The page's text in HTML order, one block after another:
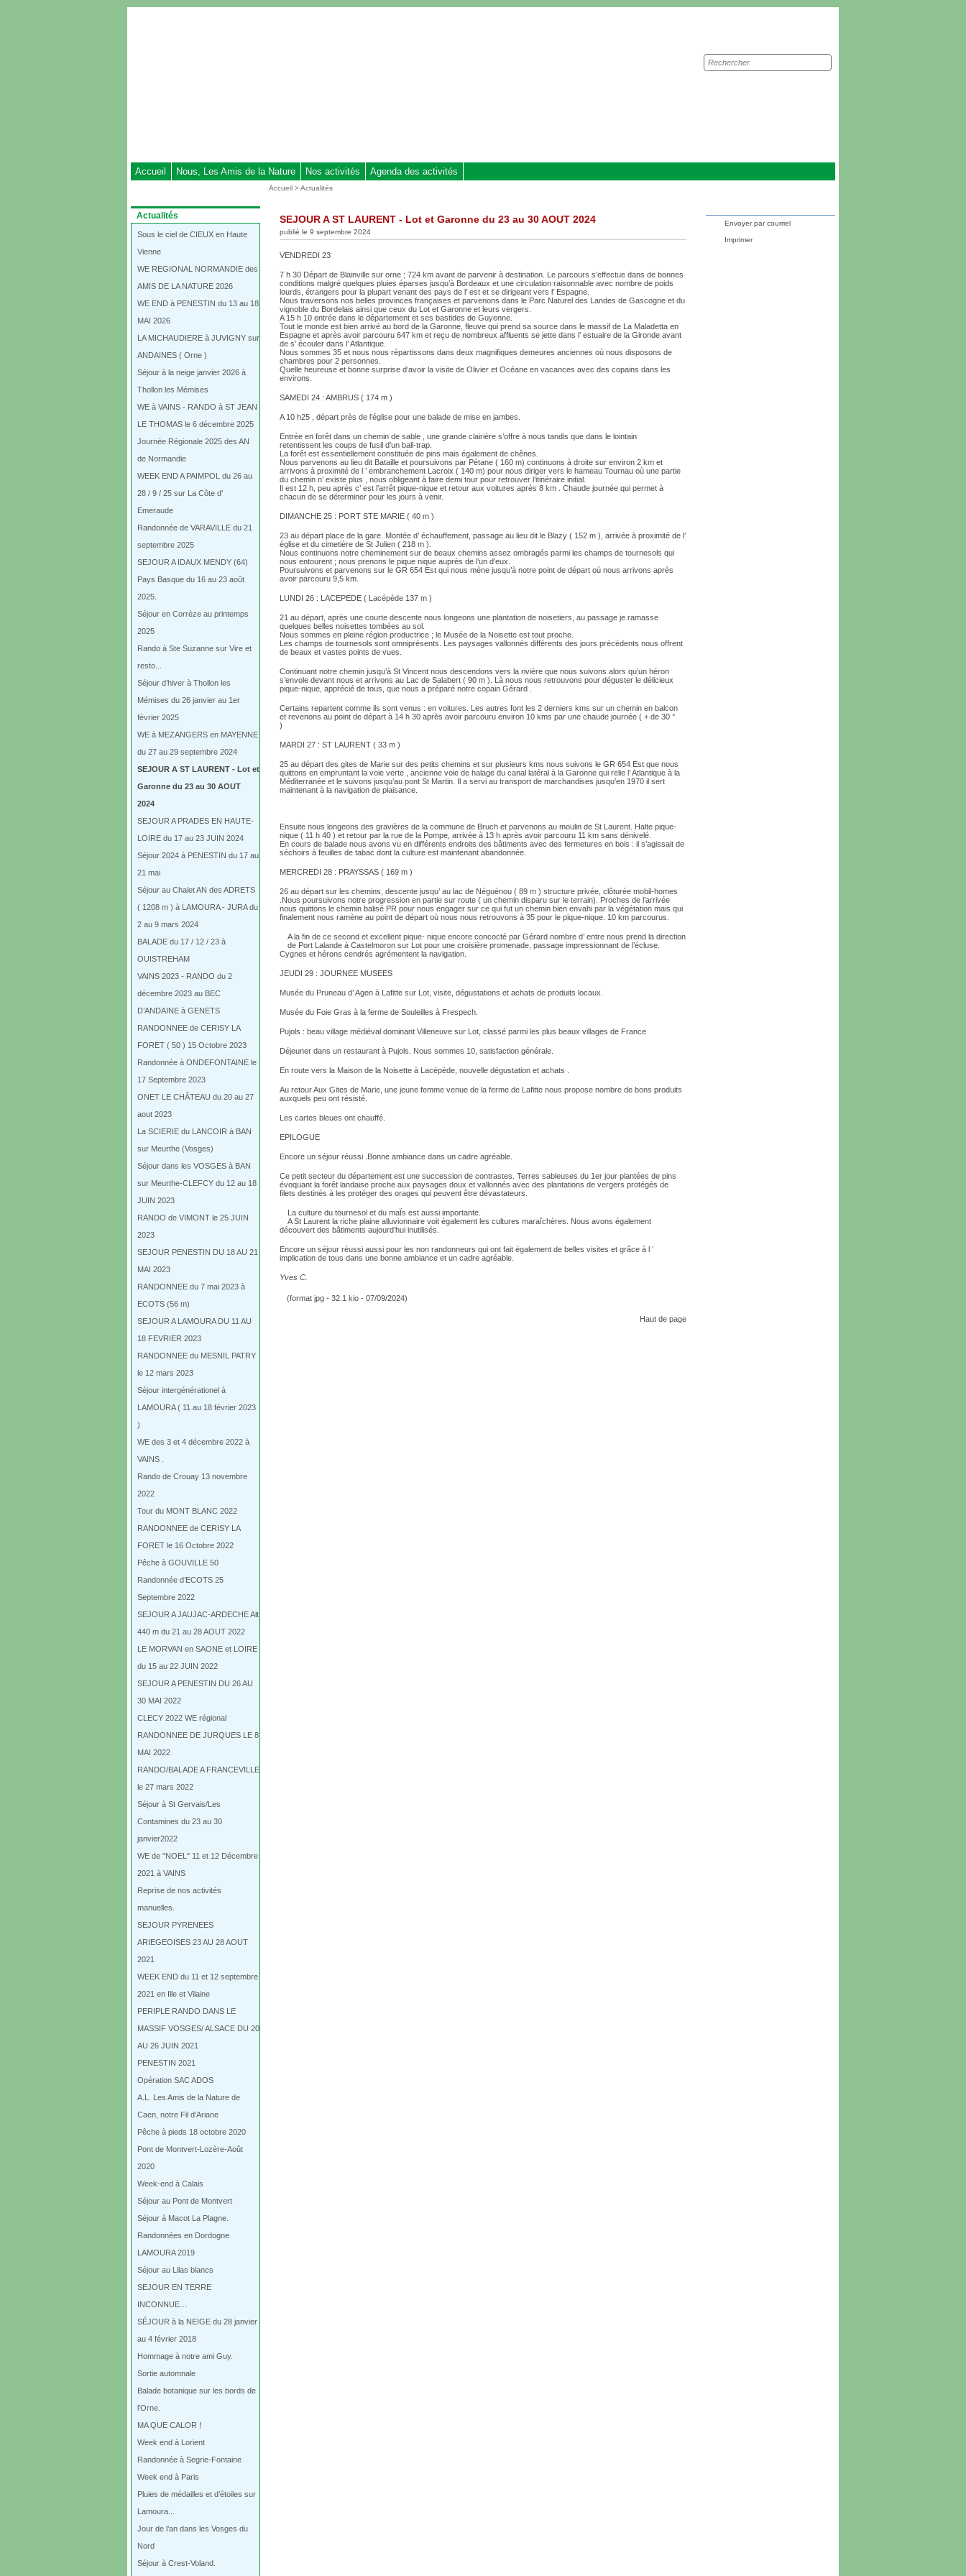
Recherche
sur
Accueil Nous, Les Amis de la Nature Nos activités Agenda des activités
Dans
la
rubrique
Actualités
Sous le ciel de CIEUX en Haute
Vienne
WE REGIONAL NORMANDIE des
AMIS DE LA NATURE 2026
WE END à PENESTIN du 13 au 18
MAI 2026
LA MICHAUDIERE à JUVIGNY sur
ANDAINES ( Orne )
Séjour à la neige janvier 2026 à
Thollon les Mémises
WE à VAINS - RANDO à ST JEAN
LE THOMAS le 6 décembre 2025
Journée Régionale 2025 des AN
de Normandie
WEEK END A PAIMPOL du 26 au
28 / 9 / 25 sur La Côte d’
Emeraude
Randonnée de VARAVILLE du 21
septembre 2025
SEJOUR A IDAUX MENDY (64)
Pays Basque du 16 au 23 août
2025.
Séjour en Corrèze au printemps
2025
Rando à Ste Suzanne sur Vire et
resto...
Séjour d’hiver à Thollon les
Mémises du 26 janvier au 1er
février 2025
WE à MEZANGERS en MAYENNE
du 27 au 29 septembre 2024
SEJOUR A ST LAURENT - Lot et
Garonne du 23 au 30 AOUT
2024
SEJOUR A PRADES EN HAUTE-
LOIRE du 17 au 23 JUIN 2024
Séjour 2024 à PENESTIN du 17 au
21 mai
Séjour au Chalet AN des ADRETS
( 1208 m ) à LAMOURA - JURA du
2 au 9 mars 2024
BALADE du 17 / 12 / 23 à
OUISTREHAM
VAINS 2023 - RANDO du 2
décembre 2023 au BEC
D’ANDAINE à GENETS
RANDONNEE de CERISY LA
FORET ( 50 ) 15 Octobre 2023
Randonnée à ONDEFONTAINE le
17 Septembre 2023
ONET LE CHÂTEAU du 20 au 27
aout 2023
La SCIERIE du LANCOIR à BAN
sur Meurthe (Vosges)
Séjour dans les VOSGES à BAN
sur Meurthe-CLEFCY du 12 au 18
JUIN 2023
RANDO de VIMONT le 25 JUIN
2023
SEJOUR PENESTIN DU 18 AU 21
MAI 2023
RANDONNEE du 7 mai 2023 à
ECOTS (56 m)
SEJOUR A LAMOURA DU 11 AU
18 FEVRIER 2023
RANDONNEE du MESNIL PATRY
le 12 mars 2023
Séjour intergénérationel à
LAMOURA ( 11 au 18 février 2023
)
WE des 3 et 4 décembre 2022 à
VAINS .
Rando de Crouay 13 novembre
2022
Tour du MONT BLANC 2022
RANDONNEE de CERISY LA
FORET le 16 Octobre 2022
Pêche à GOUVILLE 50
Randonnée d’ECOTS 25
Septembre 2022
SEJOUR A JAUJAC-ARDECHE Alt
440 m du 21 au 28 AOUT 2022
LE MORVAN en SAONE et LOIRE
du 15 au 22 JUIN 2022
SEJOUR A PENESTIN DU 26 AU
30 MAI 2022
CLECY 2022 WE régional
RANDONNEE DE JURQUES LE 8
MAI 2022
RANDO/BALADE A FRANCEVILLE
le 27 mars 2022
Séjour à St Gervais/Les
Contamines du 23 au 30
janvier2022
WE de "NOEL" 11 et 12 Décembre
2021 à VAINS
Reprise de nos activités
manuelles.
SEJOUR PYRENEES
ARIEGEOISES 23 AU 28 AOUT
2021
WEEK END du 11 et 12 septembre
2021 en Ille et Vilaine
PERIPLE RANDO DANS LE
MASSIF VOSGES/ ALSACE DU 20
AU 26 JUIN 2021
PENESTIN 2021
Opération SAC ADOS
A.L. Les Amis de la Nature de
Caen, notre Fil d’Ariane
Pêche à pieds 18 octobre 2020
Pont de Montvert-Lozère-Août
2020
Week-end à Calais
Séjour au Pont de Montvert
Séjour à Macot La Plagne.
Randonnées en Dordogne
LAMOURA 2019
Séjour au Lilas blancs
SEJOUR EN TERRE
INCONNUE…
SÉJOUR à la NEIGE du 28 janvier
au 4 février 2018
Hommage à notre ami Guy.
Sortie automnale
Balade botanique sur les bords de
l’Orne.
MA QUE CALOR !
Week end à Lorient
Randonnée à Segrie-Fontaine
Week end à Paris
Pluies de médailles et d’étoiles sur
Lamoura...
Jour de l’an dans les Vosges du
Nord
Séjour à Crest-Voland.
Vous
Accueil >Actualités
SEJOUR A ST LAURENT - Lot et Garonne du 23 au 30 AOUT 2024
publié le 9 septembre 2024
VENDREDI 23
7 h 30 Départ de Blainville sur orne ; 724 km avant de parvenir à destination. Le parcours s’effectue dans de bonnes
conditions malgré quelques pluies éparses jusqu’à Bordeaux et une circulation raisonnable avec nombre de poids
lourds, étrangers pour la plupart venant des pays de l’ est et se dirigeant vers l’ Espagne.
Nous traversons nos belles provinces françaises et parvenons dans le Parc Naturel des Landes de Gascogne et du
vignoble du Bordelais ainsi que ceux du Lot et Garonne et leurs vergers.
A 15 h 10 entrée dans le département et ses bastides de Guyenne.
Tout le monde est bien arrivé au bord de la Garonne, fleuve qui prend sa source dans le massif de La Maladetta en
Espagne et après avoir parcouru 647 km et reçu de nombreux affluents se jette dans l’ estuaire de la Gironde avant
de s’ écouler dans l’ Atlantique.
Nous sommes 35 et nous nous répartissons dans deux magnifiques demeures anciennes où nous disposons de
chambres pour 2 personnes.
Quelle heureuse et bonne surprise d’avoir la visite de Olivier et Océane en vacances avec des copains dans les
environs.
SAMEDI 24 : AMBRUS ( 174 m )
A 10 h25 , départ près de l’église pour une balade de mise en jambes.
Entrée en forêt dans un chemin de sable , une grande clairière s’offre à nous tandis que dans le lointain
retentissent les coups de fusil d’un ball-trap.
La forêt est essentiellement constituée de pins mais également de chênes.
Nous parvenons au lieu dit Bataille et poursuivons par Pétane ( 160 m) continuons à droite sur environ 2 km et
arrivons à proximité de l ’ embranchement Lacroix ( 140 m) pour nous diriger vers le hameau Tournau où une partie
du chemin n’ existe plus , nous obligeant à faire demi tour pour retrouver l’itinéraire initial.
Il est 12 h, peu après c’ est l’arrêt pique-nique et retour aux voitures après 8 km . Chaude journée qui permet à
chacun de se déterminer pour les jours à venir.
DIMANCHE 25 : PORT STE MARIE ( 40 m )
23 au départ place de la gare. Montée d’ échauffement, passage au lieu dit le Blazy ( 152 m ), arrivée à proximité de l’
église et du cimetière de St Julien ( 218 m ).
Nous continuons notre cheminement sur de beaux chemins assez ombragés parmi les champs de tournesols qui
nous entourent ; nous prenons le pique nique auprès de l’un d’eux.
Poursuivons et parvenons sur le GR 654 Est qui nous mène jusqu’à notre point de départ où nous arrivons après
avoir parcouru 9,5 km.
LUNDI 26 : LACEPEDE ( Lacépède 137 m )
21 au départ, après une courte descente nous longeons une plantation de noisetiers, au passage je ramasse
quelques belles noisettes tombées au sol.
Nous sommes en pleine région productrice ; le Musée de la Noisette est tout proche.
Les champs de tournesols sont omniprésents. Les paysages vallonnés différents des jours précédents nous offrent
de beaux et vastes points de vues.
Continuant notre chemin jusqu’à St Vincent nous descendons vers la rivière que nous suivons alors qu’un héron
s’envole devant nous et arrivons au Lac de Salabert ( 90 m ). Là nous nous retrouvons pour déguster le délicieux
pique-nique, apprécié de tous, que nous a préparé notre copain Gérard .
Certains repartent comme ils sont venus : en voitures. Les autres font les 2 derniers kms sur un chemin en balcon
et revenons au point de départ à 14 h 30 après avoir parcouru environ 10 kms par une chaude journée ( + de 30 °
)
MARDI 27 : ST LAURENT ( 33 m )
25 au départ des gites de Marie sur des petits chemins et sur plusieurs kms nous suivons le GR 654 Est que nous
quittons en empruntant la voie verte , ancienne voie de halage du canal latéral à la Garonne qui relie l’ Atlantique à la
Méditerranée et le suivons jusqu’au pont St Martin. Il a servi au transport de marchandises jusqu’en 1970 il sert
maintenant à la navigation de plaisance.
Ensuite nous longeons des gravières de la commune de Bruch et parvenons au moulin de St Laurent. Halte pique-
nique ( 11 h 40 ) et retour par la rue de la Pompe, arrivée à 13 h après avoir parcouru 11 km sans dénivelé.
En cours de balade nous avons vu en différents endroits des bâtiments avec des fermetures en bois : il s’agissait de
séchoirs à feuilles de tabac dont la culture est maintenant abandonnée.
MERCREDI 28 : PRAYSSAS ( 169 m )
26 au départ sur les chemins, descente jusqu’ au lac de Néguénou ( 89 m ) structure privée, clôturée mobil-homes
.Nous poursuivons notre progression en partie sur route ( un chemin disparu sur le terrain). Proches de l’arrivée
nous quittons le chemin balisé PR pour nous engager sur ce qui fut un chemin bien envahi par la végétation mais qui
finalement nous ramène au point de départ où nous nous retrouvons à 35 pour le pique-nique. 10 km parcourus.
A la fin de ce second et excellent pique- nique encore concocté par Gérard nombre d’ entre nous prend la direction
de Port Lalande à Castelmoron sur Lot pour une croisière promenade, passage impressionnant de l’écluse.
Cygnes et hérons cendrés agrémentent la navigation.
JEUDI 29 : JOURNEE MUSEES
Musée du Pruneau d’ Agen à Lafitte sur Lot, visite, dégustations et achats de produits locaux.
Musée du Foie Gras à la ferme de Souleilles à Frespech.
Pujols : beau village médiéval dominant Villeneuve sur Lot, classé parmi les plus beaux villages de France
Déjeuner dans un restaurant à Pujols. Nous sommes 10, satisfaction générale.
En route vers la Maison de la Noisette à Lacépède, nouvelle dégustation et achats .
Au retour Aux Gites de Marie, une jeune femme venue de la ferme de Lafitte nous propose nombre de bons produits
auxquels peu ont résisté.
Les cartes bleues ont chauffé.
EPILOGUE
Encore un séjour réussi .Bonne ambiance dans un cadre agréable.
Ce petit secteur du département est une succession de contrastes. Terres sableuses du 1er jour plantées de pins
évoquant la forêt landaise proche aux paysages doux et vallonnés avec des plantations de vergers protégés de
filets destinés à les protéger des orages qui peuvent être dévastateurs.
La culture du tournesol et du maÏs est aussi importante.
A St Laurent la riche plaine alluvionnaire voit également les cultures maraîchères. Nous avons également
découvert des bâtiments aujourd’hui inutilisés.
Encore un séjour réussi aussi pour les non randonneurs qui ont fait également de belles visites et grâce à l ’
implication de tous dans une bonne ambiance et un cadre agréable.
Yves C.
(format jpg - 32.1 kio - 07/09/2024)
Haut de page
Envoyer par courriel
Imprimer